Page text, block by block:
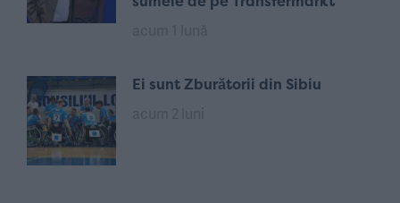
Ei sunt Zburătorii din Sibiu